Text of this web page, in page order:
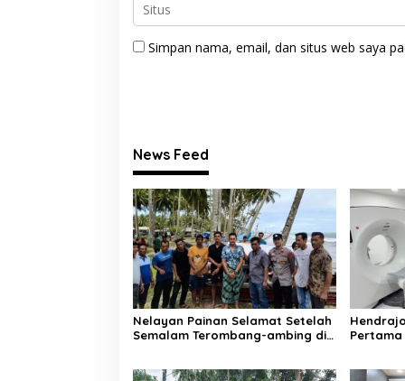
k
a
Simpan nama, email, dan situs web saya
News Feed
Nelayan Painan Selamat Setelah
Semalam Terombang-ambing di
Pertama